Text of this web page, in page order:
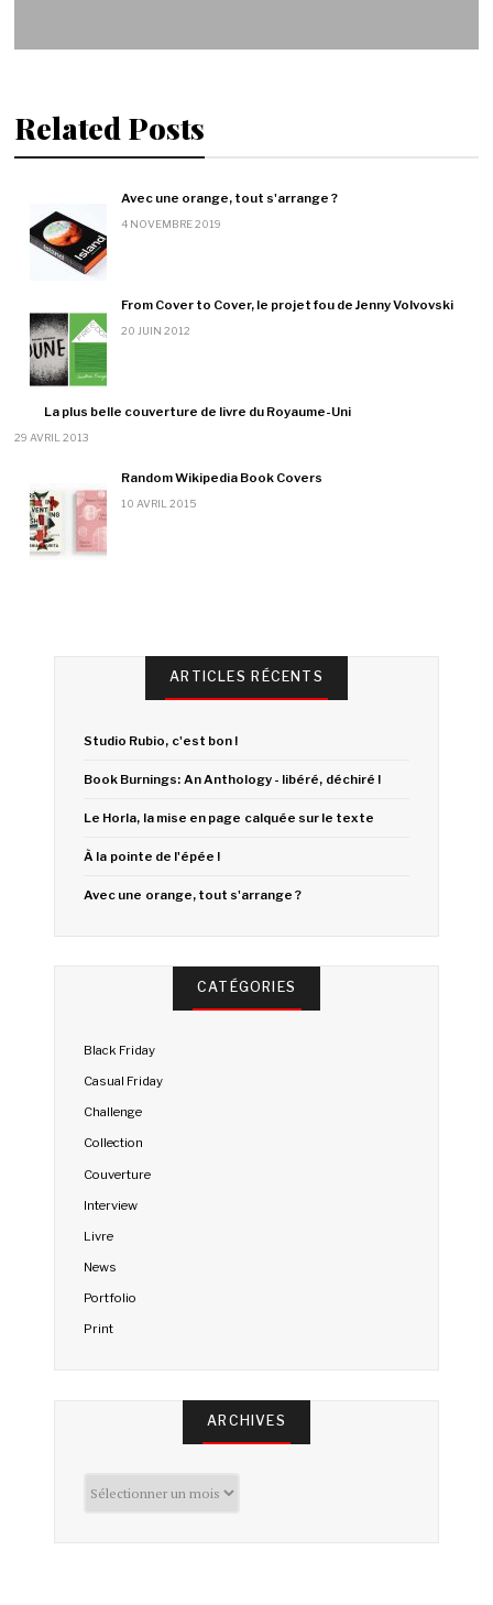
Related Posts
Avec une orange, tout s'arrange ?
4 NOVEMBRE 2019
From Cover to Cover, le projet fou de Jenny Volvovski
20 JUIN 2012
La plus belle couverture de livre du Royaume-Uni
29 AVRIL 2013
Random Wikipedia Book Covers
10 AVRIL 2015
ARTICLES RÉCENTS
Studio Rubio, c'est bon !
Book Burnings: An Anthology - libéré, déchiré !
Le Horla, la mise en page calquée sur le texte
À la pointe de l'épée !
Avec une orange, tout s'arrange ?
CATÉGORIES
Black Friday
Casual Friday
Challenge
Collection
Couverture
Interview
Livre
News
Portfolio
Print
ARCHIVES